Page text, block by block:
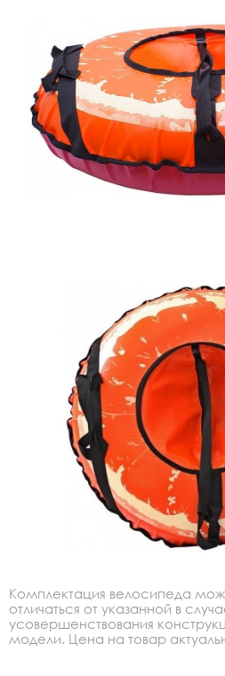
Комплектация велосипеда
отличаться от указанной в
усовершенствования
модели. Цена на товар